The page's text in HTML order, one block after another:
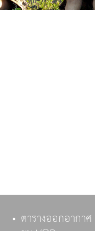
ตารางออกอากาศ